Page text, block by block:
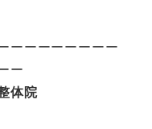
ーーーーーーーー
ー
体院